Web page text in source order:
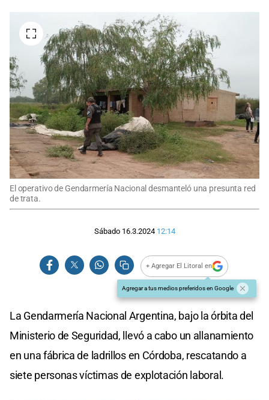
El operativo de Gendarmería Nacional desmanteló una presunta red
de trata.
Sábado 16.3.2024 12:14
+ Agregar El Litoral en
Agregar a tus medios preferidos en Google
La Gendarmería Nacional Argentina, bajo la órbita del
Ministerio de Seguridad, llevó a cabo un allanamiento
en una fábrica de ladrillos en Córdoba, rescatando a
siete personas víctimas de explotación laboral.